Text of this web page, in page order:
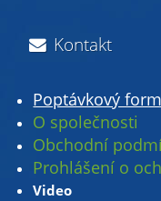
Kontakt
Poptávkový
O společnosti
Obchodní
Prohlášení o
Video